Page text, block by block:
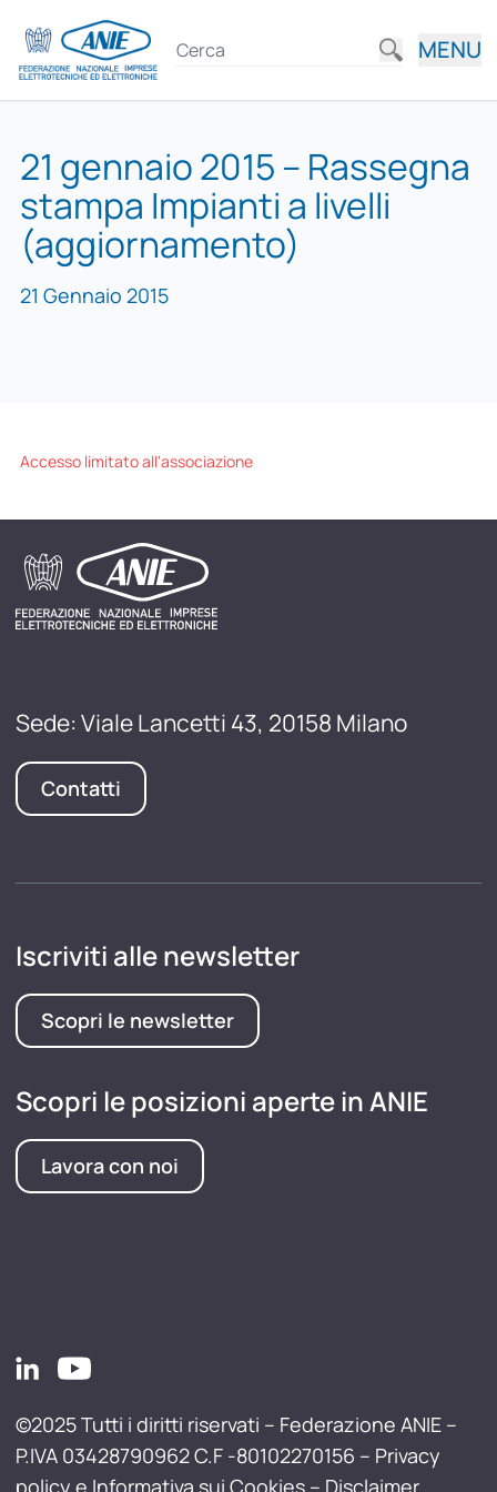
MENU
21 gennaio 2015 – Rassegna
stampa Impianti a livelli
(aggiornamento)
21 Gennaio 2015
Accesso limitato all'associazione
Sede: Viale Lancetti 43, 20158 Milano
Contatti
Iscriviti alle newsletter
Scopri le newsletter
Scopri le posizioni aperte in ANIE
Lavora con noi
©2025 Tutti i diritti riservati – Federazione ANIE –
P.IVA 03428790962 C.F -80102270156 – Privacy